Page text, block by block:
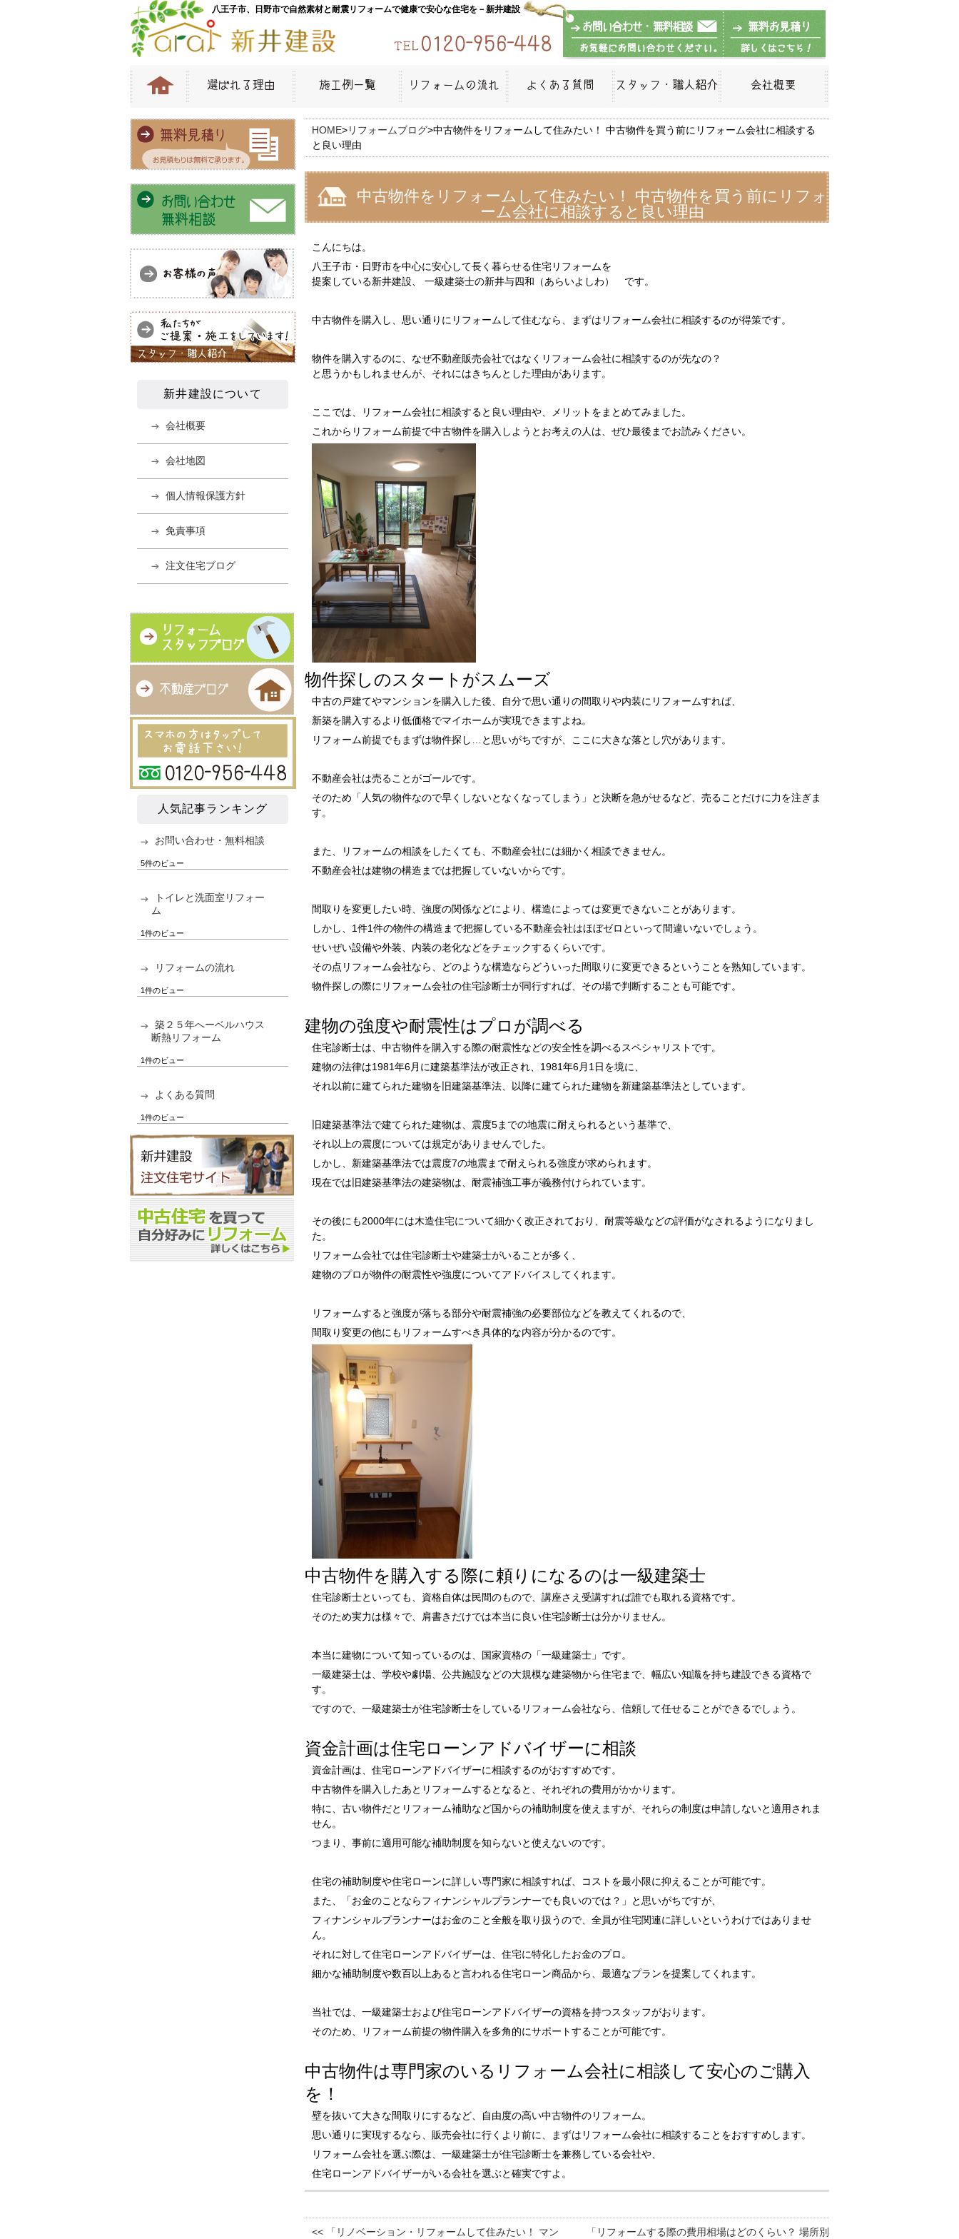
八王子市、日野市で自然素材と耐震リフォームで健康で安心な住宅を－新井建設
HOME>リフォームブログ>中古物件をリフォームして住みたい！ 中古物件を買う前にリフォーム会社に相談する
と良い理由
中古物件をリフォームして住みたい！ 中古物件を買う前にリフォ
ーム会社に相談すると良い理由
こんにちは。
八王子市・日野市を中心に安心して長く暮らせる住宅リフォームを
提案している新井建設、 一級建築士の新井与四和（あらいよしわ） です。
中古物件を購入し、思い通りにリフォームして住むなら、まずはリフォーム会社に相談するのが得策です。
物件を購入するのに、なぜ不動産販売会社ではなくリフォーム会社に相談するのが先なの？
と思うかもしれませんが、それにはきちんとした理由があります。
ここでは、リフォーム会社に相談すると良い理由や、メリットをまとめてみました。
これからリフォーム前提で中古物件を購入しようとお考えの人は、ぜひ最後までお読みください。
物件探しのスタートがスムーズ
中古の戸建てやマンションを購入した後、自分で思い通りの間取りや内装にリフォームすれば、
新築を購入するより低価格でマイホームが実現できますよね。
リフォーム前提でもまずは物件探し…と思いがちですが、ここに大きな落とし穴があります。
不動産会社は売ることがゴールです。
そのため「人気の物件なので早くしないとなくなってしまう」と決断を急がせるなど、売ることだけに力を注ぎま
す。
また、リフォームの相談をしたくても、不動産会社には細かく相談できません。
不動産会社は建物の構造までは把握していないからです。
間取りを変更したい時、強度の関係などにより、構造によっては変更できないことがあります。
しかし、1件1件の物件の構造まで把握している不動産会社はほぼゼロといって間違いないでしょう。
せいぜい設備や外装、内装の老化などをチェックするくらいです。
その点リフォーム会社なら、どのような構造ならどういった間取りに変更できるということを熟知しています。
物件探しの際にリフォーム会社の住宅診断士が同行すれば、その場で判断することも可能です。
建物の強度や耐震性はプロが調べる
住宅診断士は、中古物件を購入する際の耐震性などの安全性を調べるスペシャリストです。
建物の法律は1981年6月に建築基準法が改正され、1981年6月1日を境に、
それ以前に建てられた建物を旧建築基準法、以降に建てられた建物を新建築基準法としています。
旧建築基準法で建てられた建物は、震度5までの地震に耐えられるという基準で、
それ以上の震度については規定がありませんでした。
しかし、新建築基準法では震度7の地震まで耐えられる強度が求められます。
現在では旧建築基準法の建築物は、耐震補強工事が義務付けられています。
その後にも2000年には木造住宅について細かく改正されており、耐震等級などの評価がなされるようになりまし
た。
リフォーム会社では住宅診断士や建築士がいることが多く、
建物のプロが物件の耐震性や強度についてアドバイスしてくれます。
リフォームすると強度が落ちる部分や耐震補強の必要部位などを教えてくれるので、
間取り変更の他にもリフォームすべき具体的な内容が分かるのです。
中古物件を購入する際に頼りになるのは一級建築士
住宅診断士といっても、資格自体は民間のもので、講座さえ受講すれば誰でも取れる資格です。
そのため実力は様々で、肩書きだけでは本当に良い住宅診断士は分かりません。
本当に建物について知っているのは、国家資格の「一級建築士」です。
一級建築士は、学校や劇場、公共施設などの大規模な建築物から住宅まで、幅広い知識を持ち建設できる資格で
す。
ですので、一級建築士が住宅診断士をしているリフォーム会社なら、信頼して任せることができるでしょう。
資金計画は住宅ローンアドバイザーに相談
資金計画は、住宅ローンアドバイザーに相談するのがおすすめです。
中古物件を購入したあとリフォームするとなると、それぞれの費用がかかります。
特に、古い物件だとリフォーム補助など国からの補助制度を使えますが、それらの制度は申請しないと適用されま
せん。
つまり、事前に適用可能な補助制度を知らないと使えないのです。
住宅の補助制度や住宅ローンに詳しい専門家に相談すれば、コストを最小限に抑えることが可能です。
また、「お金のことならフィナンシャルプランナーでも良いのでは？」と思いがちですが、
フィナンシャルプランナーはお金のこと全般を取り扱うので、全員が住宅関連に詳しいというわけではありませ
ん。
それに対して住宅ローンアドバイザーは、住宅に特化したお金のプロ。
細かな補助制度や数百以上あると言われる住宅ローン商品から、最適なプランを提案してくれます。
当社では、一級建築士および住宅ローンアドバイザーの資格を持つスタッフがおります。
そのため、リフォーム前提の物件購入を多角的にサポートすることが可能です。
中古物件は専門家のいるリフォーム会社に相談して安心のご購入
を！
壁を抜いて大きな間取りにするなど、自由度の高い中古物件のリフォーム。
思い通りに実現するなら、販売会社に行くより前に、まずはリフォーム会社に相談することをおすすめします。
リフォーム会社を選ぶ際は、一級建築士が住宅診断士を兼務している会社や、
住宅ローンアドバイザーがいる会社を選ぶと確実ですよ。
<< 「リノベーション・リフォームして住みたい！ マン 「リフォームする際の費用相場はどのくらい？ 場所別
新井建設について
会社概要
会社地図
個人情報保護方針
免責事項
注文住宅ブログ
人気記事ランキング
お問い合わせ・無料相談
5件のビュー
トイレと洗面室リフォー
ム
1件のビュー
リフォームの流れ
1件のビュー
築２５年へーベルハウス
断熱リフォーム
1件のビュー
よくある質問
1件のビュー